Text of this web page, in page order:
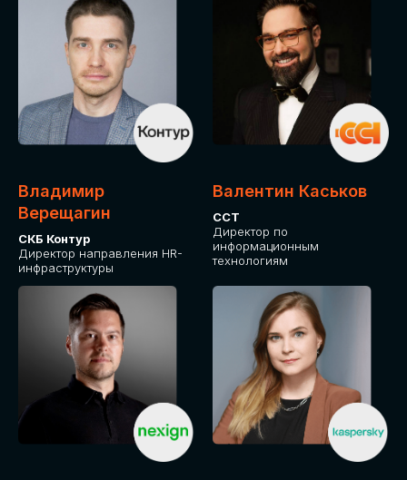
Владимир
Верещагин
СКБ Контур
Директор направления HR-
инфраструктуры
Валентин Каськов
ССТ
Директор по
информационным
технологиям
ДЛЯ ОПЛАТЫ БИЛЕТОВ